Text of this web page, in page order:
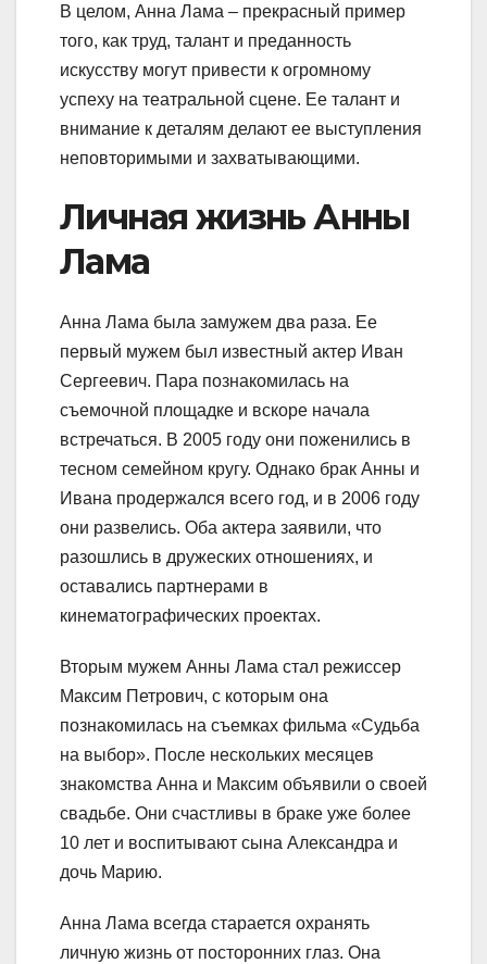
В целом, Анна Лама – прекрасный пример
того, как труд, талант и преданность
искусству могут привести к огромному
успеху на театральной сцене. Ее талант и
внимание к деталям делают ее выступления
неповторимыми и захватывающими.
Личная жизнь Анны
Лама
Анна Лама была замужем два раза. Ее
первый мужем был известный актер Иван
Сергеевич. Пара познакомилась на
съемочной площадке и вскоре начала
встречаться. В 2005 году они поженились в
тесном семейном кругу. Однако брак Анны и
Ивана продержался всего год, и в 2006 году
они развелись. Оба актера заявили, что
разошлись в дружеских отношениях, и
оставались партнерами в
кинематографических проектах.
Вторым мужем Анны Лама стал режиссер
Максим Петрович, с которым она
познакомилась на съемках фильма «Судьба
на выбор». После нескольких месяцев
знакомства Анна и Максим объявили о своей
свадьбе. Они счастливы в браке уже более
10 лет и воспитывают сына Александра и
дочь Марию.
Анна Лама всегда старается охранять
личную жизнь от посторонних глаз. Она